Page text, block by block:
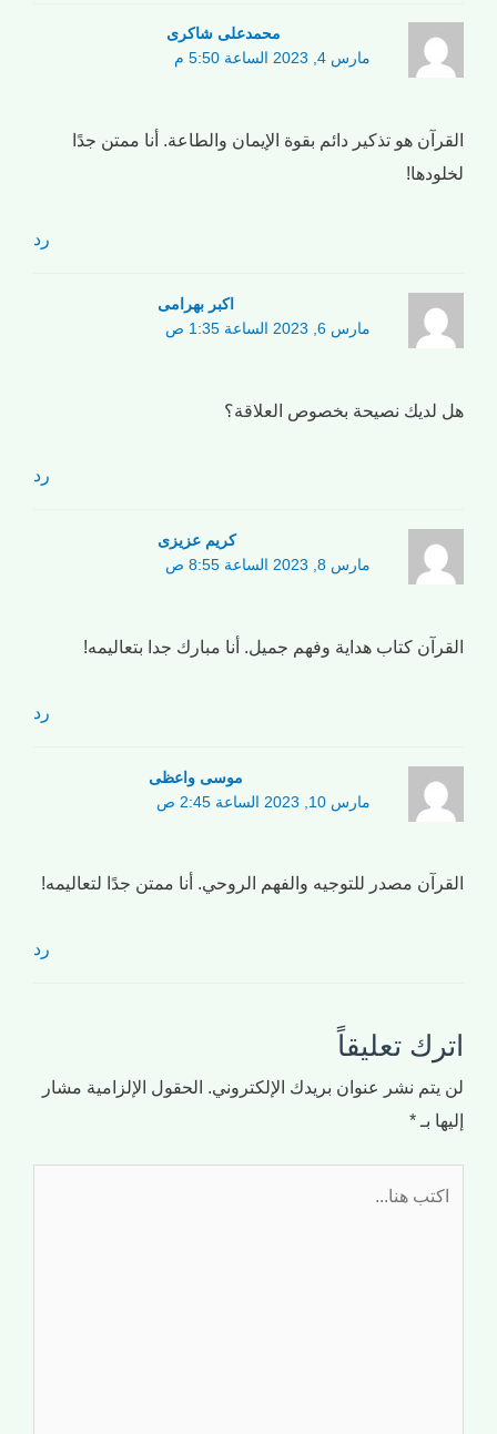
محمدعلی شاکری
مارس 4, 2023 الساعة 5:50 م
القرآن هو تذكير دائم بقوة الإيمان والطاعة. أنا ممتن جدًا
لخلودها!
رد
اکبر بهرامی
مارس 6, 2023 الساعة 1:35 ص
هل لديك نصيحة بخصوص العلاقة؟
رد
کریم عزیزی
مارس 8, 2023 الساعة 8:55 ص
القرآن كتاب هداية وفهم جميل. أنا مبارك جدا بتعاليمه!
رد
موسی واعظی
مارس 10, 2023 الساعة 2:45 ص
القرآن مصدر للتوجيه والفهم الروحي. أنا ممتن جدًا لتعاليمه!
رد
اترك تعليقاً
لن يتم نشر عنوان بريدك الإلكتروني. الحقول الإلزامية مشار
إليها بـ *